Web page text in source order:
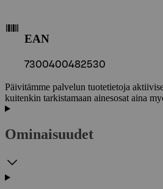
EAN
7300400482530
Päivitämme palvelun tuotetietoja
kuitenkin tarkistamaan ainesosat aina
Ominaisuudet